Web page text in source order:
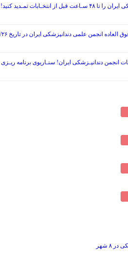
تمـدید کنید!
در تاریخ ۱۳۹۷/۰۷/۲۶ ، با موضوع اصلاح برخی از مواد اساسنامه تشکیل گردید!
انجمن دندانپـزشکی ایران! سنـاریوی برنامه
شهر